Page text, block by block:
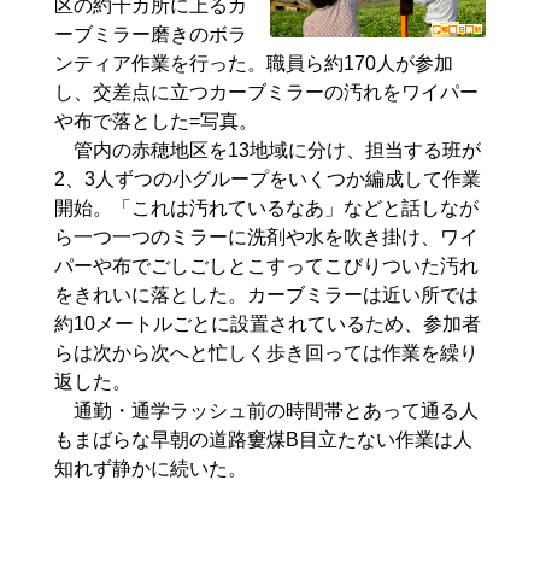
区の約千カ所に上るカ
ーブミラー磨きのボラ
ンティア作業を行った。職員ら約170人が参加
し、交差点に立つカーブミラーの汚れをワイパー
や布で落とした=写真。
管内の赤穂地区を13地域に分け、担当する班が
2、3人ずつの小グループをいくつか編成して作業
開始。「これは汚れているなあ」などと話しなが
ら一つ一つのミラーに洗剤や水を吹き掛け、ワイ
パーや布でごしごしとこすってこびりついた汚れ
をきれいに落とした。カーブミラーは近い所では
約10メートルごとに設置されているため、参加者
らは次から次へと忙しく歩き回っては作業を繰り
返した。
通勤・通学ラッシュ前の時間帯とあって通る人
もまばらな早朝の道路窶煤B目立たない作業は人
知れず静かに続いた。